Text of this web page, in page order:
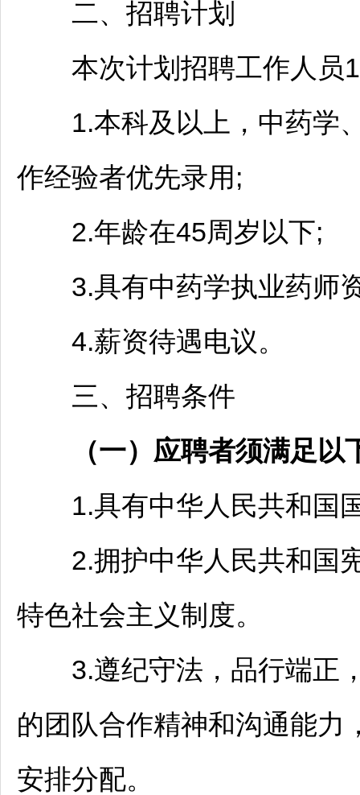
二、 招聘计划
本次计划 招聘工作人员
1.本科及以上，中药学、
作经验者优先录用;
2.年龄在45周岁以下;
3.具有中药学执业药师
4.薪资待遇电议。
三、 招聘条件
（一）应聘者须满足以
1.具有中华人民共和国
2.拥护中华人民共和国宪
特色社会主义制度。
3.遵纪守法，品行端正，
的团队合作精神和沟通能力
安排分配。